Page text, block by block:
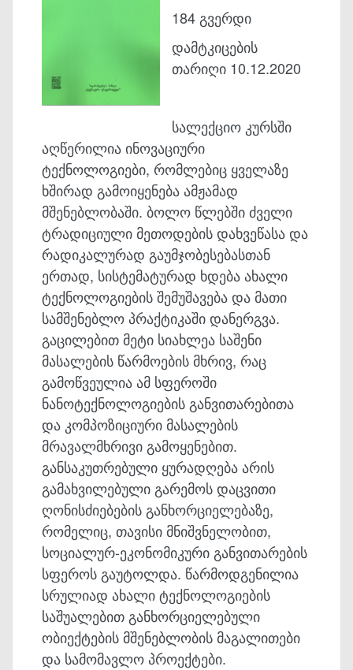
184 გვერდი
დამტკიცების
თარიღი 10.12.2020
სალექციო კურსში
აღწერილია ინოვაციური
ტექნოლოგიები, რომლებიც ყველაზე
ხშირად გამოიყენება ამჟამად
მშენებლობაში. ბოლო წლებში ძველი
ტრადიციული მეთოდების დახვეწასა და
რადიკალურად გაუმჯობესებასთან
ერთად, სისტემატურად ხდება ახალი
ტექნოლოგიების შემუშავება და მათი
სამშენებლო პრაქტიკაში დანერგვა.
გაცილებით მეტი სიახლეა საშენი
მასალების წარმოების მხრივ, რაც
გამოწვეულია ამ სფეროში
ნანოტექნოლოგიების განვითარებითა
და კომპოზიციური მასალების
მრავალმხრივი გამოყენებით.
განსაკუთრებული ყურადღება არის
გამახვილებული გარემოს დაცვითი
ღონისძიებების განხორციელებაზე,
რომელიც, თავისი მნიშვნელობით,
სოციალურ-ეკონომიკური განვითარების
სფეროს გაუტოლდა. წარმოდგენილია
სრულიად ახალი ტექნოლოგიების
საშუალებით განხორციელებული
ობიექტების მშენებლობის მაგალითები
და სამომავლო პროექტები.